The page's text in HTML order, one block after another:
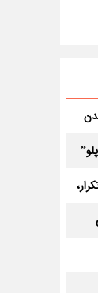
آهنین 1405 + تکرار،